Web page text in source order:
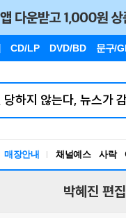
CD/LP DVD/BD 문구/
매장안내 채널예스 사락
박혜진 편